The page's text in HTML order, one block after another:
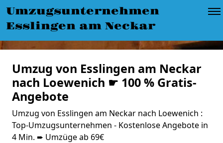
Umzugsunternehmen
Esslingen am Neckar
Umzug von Esslingen am Neckar
nach Loewenich ☛ 100 % Gratis-
Angebote
Umzug von Esslingen am Neckar nach Loewenich :
Top-Umzugsunternehmen - Kostenlose Angebote in
4 Min. ➨ Umzüge ab 69€